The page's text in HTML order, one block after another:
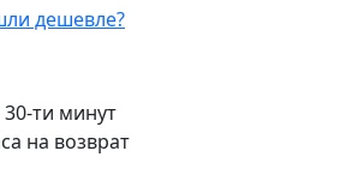
дешевле?
30-ти минут
на возврат